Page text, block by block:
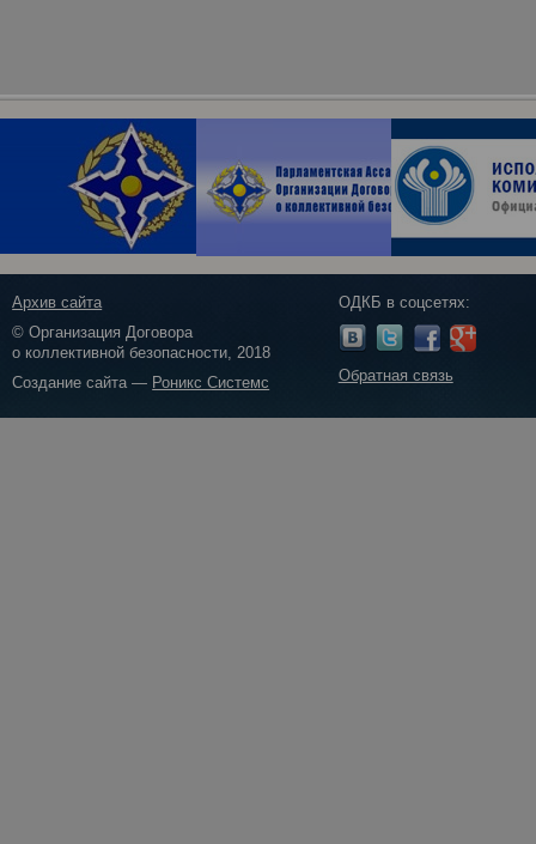
Архив сайта
© Организация Договора
о коллективной безопасности, 2018
Создание сайта — Роникс Системс
ОДКБ в соцсетях:
Обратная связь